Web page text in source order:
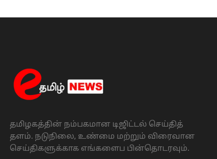
தமிழகத்தின் நம்பகமான டிஜிட்டல் செய்தித்
தளம். நடுநிலை, உண்மை மற்றும் விரைவான
செய்திகளுக்காக எங்களைப பின்தொடரவும்.